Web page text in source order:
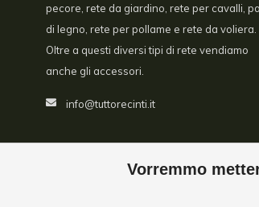
Vorremmo
pecore, rete da giardino, rete per cavalli,
di legno, rete per pollame e rete da voliera.
Oltre a questi diversi tipi di rete vendiamo
anche gli accessori.
info@tuttorecinti.it